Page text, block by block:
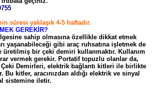
süresi yaklaşık 4-5 haftadır.
GEREKİR?
sahip olmasına özellikle dikkat etmek
yaşanabileceği gibi araç ruhsatına işletmek de
üretilmiş bir çeki demiri kullanmaktır. Kullanım
vermek gerekir. Portatif topuzlu olanlar da,
Çeki Demirleri, elektrik bağlantı kitleri ile birlikte
kitler, aracınızdan aldığı elektrik ve sinyal
sistemine iletir.